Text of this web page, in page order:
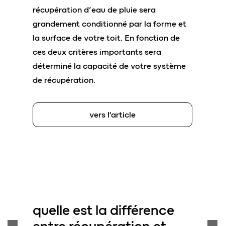
récupération d’eau de pluie sera
grandement conditionné par la forme et
la surface de votre toit. En fonction de
ces deux critères importants sera
déterminé la capacité de votre système
de récupération.
vers l'article
quelle est la différence